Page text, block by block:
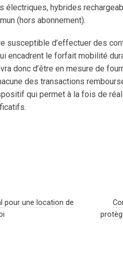
électriques, hybrides
(hors abonnement).
susceptible d’effectuer des
encadrent le forfait mobilité
donc d’être en mesure de
des transactions
qui permet à la fois de
pour une location de